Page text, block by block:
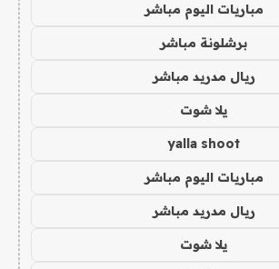
مباريات اليوم مباشر
برشلونة مباشر
ريال مدريد مباشر
يلا شوت
yalla shoot
مباريات اليوم مباشر
ريال مدريد مباشر
يلا شوت